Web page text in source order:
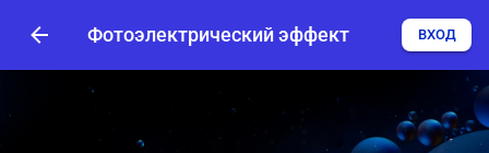
Фотоэлектрический эффект ВХОД